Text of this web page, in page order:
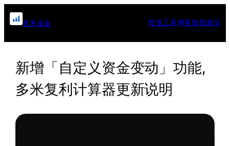
跳
至
多米金金 投资工具博客加我微信
新增「自定义资金变动」功能,
多米复利计算器更新说明